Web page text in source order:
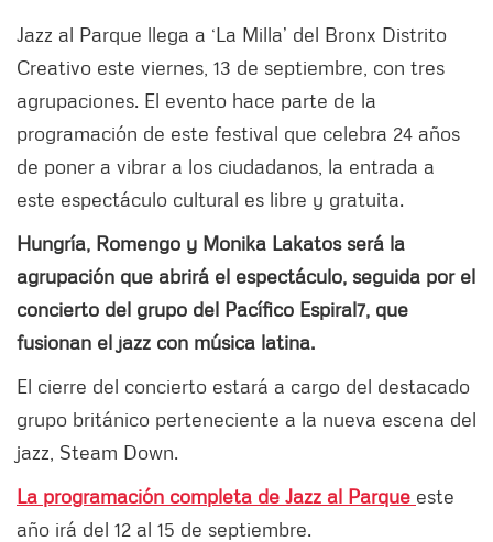
Jazz al Parque llega a ‘La Milla’ del Bronx Distrito
Creativo este viernes, 13 de septiembre, con tres
agrupaciones. El evento hace parte de la
programación de este festival que celebra 24 años
de poner a vibrar a los ciudadanos, la entrada a
este espectáculo cultural es libre y gratuita.
Hungría, Romengo y Monika Lakatos será la
agrupación que abrirá el espectáculo, seguida por el
concierto del grupo del Pacífico Espiral7, que
fusionan el jazz con música latina.
El cierre del concierto estará a cargo del destacado
grupo británico perteneciente a la nueva escena del
jazz, Steam Down.
La programación completa de Jazz al Parque este
año irá del 12 al 15 de septiembre.